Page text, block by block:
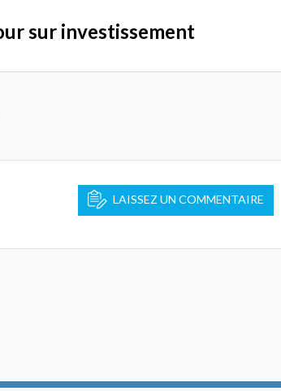
sur investissement
LAISSEZ UN COMMENTAIRE